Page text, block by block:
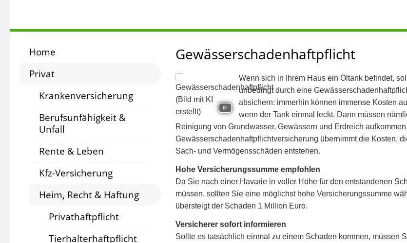
Home
Privat
Krankenversicherung
Berufsunfähigkeit &
Unfall
Rente & Leben
Kfz-Versicherung
Heim, Recht & Haftung
Privathaftpflicht
Tierhalterhaftpflicht
Gewässerschadenhaftpflicht
KI
Wenn sich in Ihrem Haus ein Öltank befindet,
unbedingt durch eine
absichern: immerhin können immense Kosten
wenn der Tank einmal leckt. Dann müssen
Reinigung von Grundwasser, Gewässern und Erdreich
Gewässerschadenhaftpflichtversicherung übernimmt die Kosten,
Sach- und Vermögensschäden entstehen.
Hohe Versicherungssumme empfohlen
Da Sie nach einer Havarie in voller Höhe für den entstandenen
müssen, sollten Sie eine möglichst hohe Versicherungssumme
übersteigt der Schaden 1 Million Euro.
Versicherer sofort informieren
Sollte es tatsächlich einmal zu einem Schaden kommen, müssen